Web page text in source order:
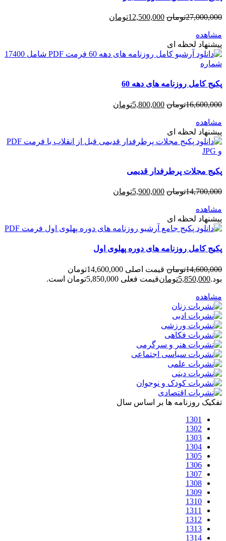
27,000,000تومان 12,500,000تومان
مشاهده
پیشنهاد لحظه ای
پکیج کامل روزنامه های دهه 60
16,600,000تومان 5,800,000تومان
مشاهده
پیشنهاد لحظه ای
پکیج مجلات پرطرفدار قدیمی
14,700,000تومان 5,900,000تومان
مشاهده
پیشنهاد لحظه ای
پکیج کامل روزنامه های دوره پهلوی اول
14,600,000تومان
قیمت اصلی 14,600,000تومان
بود.5,850,000تومانقیمت فعلی 5,850,000تومان است.
مشاهده
تفکیک روزنامه ها بر اساس سال
1301
1302
1303
1304
1305
1306
1307
1308
1309
1310
1311
1312
1313
1314